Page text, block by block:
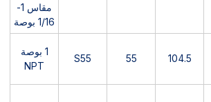
مقاس 1-
1/16 بوصة
104.5
55
S55
1 بوصة
NPT